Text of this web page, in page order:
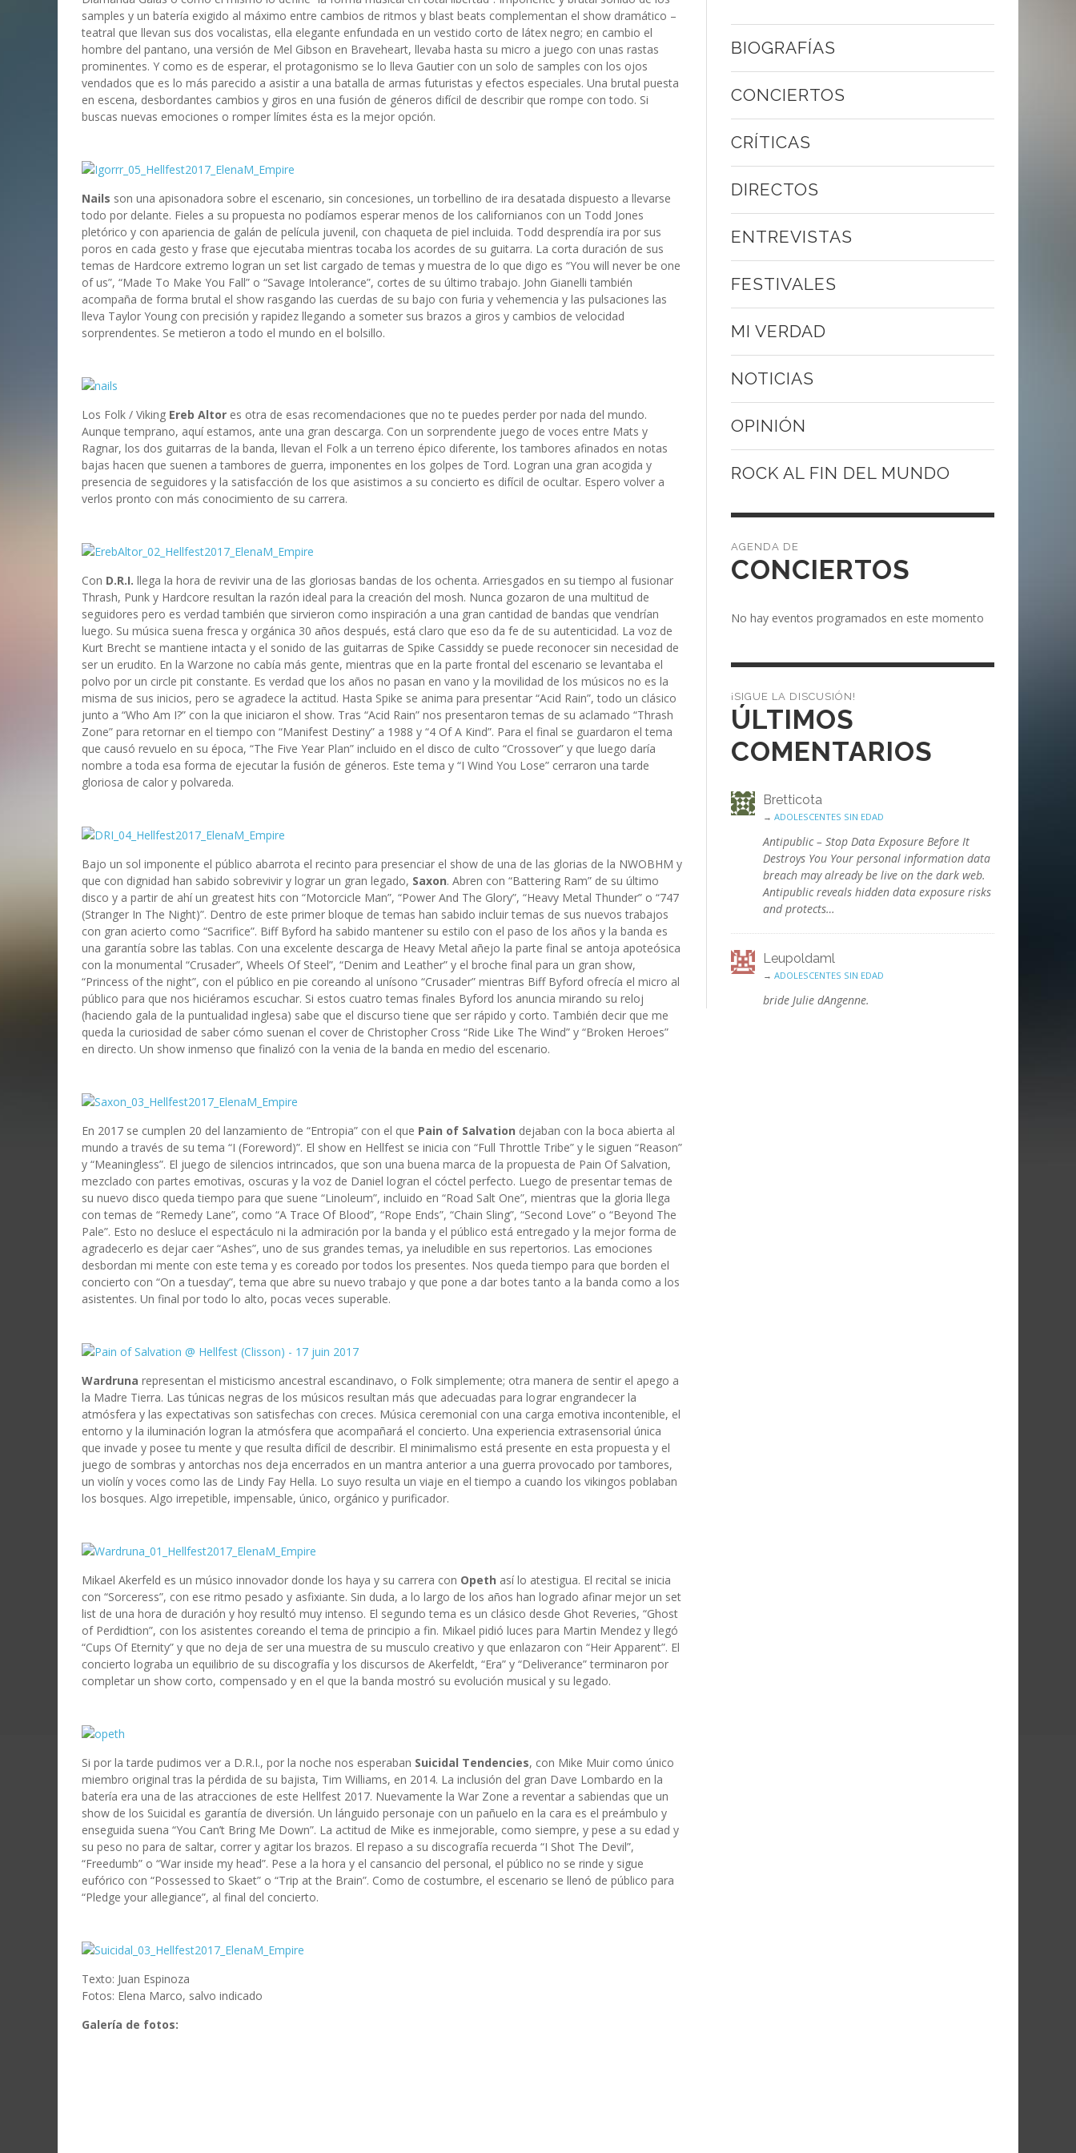
samples y un batería exigido al máximo entre cambios de ritmos y blast beats complementan el show dramático –
teatral que llevan sus dos vocalistas, ella elegante enfundada en un vestido corto de látex negro; en cambio el
hombre del pantano, una versión de Mel Gibson en Braveheart, llevaba hasta su micro a juego con unas rastas
prominentes. Y como es de esperar, el protagonismo se lo lleva Gautier con un solo de samples con los ojos
vendados que es lo más parecido a asistir a una batalla de armas futuristas y efectos especiales. Una brutal puesta
en escena, desbordantes cambios y giros en una fusión de géneros difícil de describir que rompe con todo. Si
buscas nuevas emociones o romper límites ésta es la mejor opción.
Nails son una apisonadora sobre el escenario, sin concesiones, un torbellino de ira desatada dispuesto a llevarse
todo por delante. Fieles a su propuesta no podíamos esperar menos de los californianos con un Todd Jones
pletórico y con apariencia de galán de película juvenil, con chaqueta de piel incluida. Todd desprendía ira por sus
poros en cada gesto y frase que ejecutaba mientras tocaba los acordes de su guitarra. La corta duración de sus
temas de Hardcore extremo logran un set list cargado de temas y muestra de lo que digo es “You will never be one
of us”, “Made To Make You Fall” o “Savage Intolerance”, cortes de su último trabajo. John Gianelli también
acompaña de forma brutal el show rasgando las cuerdas de su bajo con furia y vehemencia y las pulsaciones las
lleva Taylor Young con precisión y rapidez llegando a someter sus brazos a giros y cambios de velocidad
sorprendentes. Se metieron a todo el mundo en el bolsillo.
Los Folk / Viking Ereb Altor es otra de esas recomendaciones que no te puedes perder por nada del mundo.
Aunque temprano, aquí estamos, ante una gran descarga. Con un sorprendente juego de voces entre Mats y
Ragnar, los dos guitarras de la banda, llevan el Folk a un terreno épico diferente, los tambores afinados en notas
bajas hacen que suenen a tambores de guerra, imponentes en los golpes de Tord. Logran una gran acogida y
presencia de seguidores y la satisfacción de los que asistimos a su concierto es difícil de ocultar. Espero volver a
verlos pronto con más conocimiento de su carrera.
Con D.R.I. llega la hora de revivir una de las gloriosas bandas de los ochenta. Arriesgados en su tiempo al fusionar
Thrash, Punk y Hardcore resultan la razón ideal para la creación del mosh. Nunca gozaron de una multitud de
seguidores pero es verdad también que sirvieron como inspiración a una gran cantidad de bandas que vendrían
luego. Su música suena fresca y orgánica 30 años después, está claro que eso da fe de su autenticidad. La voz de
Kurt Brecht se mantiene intacta y el sonido de las guitarras de Spike Cassiddy se puede reconocer sin necesidad de
ser un erudito. En la Warzone no cabía más gente, mientras que en la parte frontal del escenario se levantaba el
polvo por un circle pit constante. Es verdad que los años no pasan en vano y la movilidad de los músicos no es la
misma de sus inicios, pero se agradece la actitud. Hasta Spike se anima para presentar “Acid Rain”, todo un clásico
junto a “Who Am I?” con la que iniciaron el show. Tras “Acid Rain” nos presentaron temas de su aclamado “Thrash
Zone” para retornar en el tiempo con “Manifest Destiny” a 1988 y “4 Of A Kind”. Para el final se guardaron el tema
que causó revuelo en su época, “The Five Year Plan” incluido en el disco de culto “Crossover” y que luego daría
nombre a toda esa forma de ejecutar la fusión de géneros. Este tema y “I Wind You Lose” cerraron una tarde
gloriosa de calor y polvareda.
Bajo un sol imponente el público abarrota el recinto para presenciar el show de una de las glorias de la NWOBHM y
que con dignidad han sabido sobrevivir y lograr un gran legado, Saxon. Abren con “Battering Ram” de su último
disco y a partir de ahí un greatest hits con “Motorcicle Man”, “Power And The Glory”, “Heavy Metal Thunder” o “747
(Stranger In The Night)”. Dentro de este primer bloque de temas han sabido incluir temas de sus nuevos trabajos
con gran acierto como “Sacrifice”. Biff Byford ha sabido mantener su estilo con el paso de los años y la banda es
una garantía sobre las tablas. Con una excelente descarga de Heavy Metal añejo la parte final se antoja apoteósica
con la monumental “Crusader”, Wheels Of Steel”, “Denim and Leather” y el broche final para un gran show,
“Princess of the night”, con el público en pie coreando al unísono “Crusader” mientras Biff Byford ofrecía el micro al
público para que nos hiciéramos escuchar. Si estos cuatro temas finales Byford los anuncia mirando su reloj
(haciendo gala de la puntualidad inglesa) sabe que el discurso tiene que ser rápido y corto. También decir que me
queda la curiosidad de saber cómo suenan el cover de Christopher Cross “Ride Like The Wind” y “Broken Heroes”
en directo. Un show inmenso que finalizó con la venia de la banda en medio del escenario.
En 2017 se cumplen 20 del lanzamiento de “Entropia” con el que Pain of Salvation dejaban con la boca abierta al
mundo a través de su tema “I (Foreword)”. El show en Hellfest se inicia con “Full Throttle Tribe” y le siguen “Reason”
y “Meaningless”. El juego de silencios intrincados, que son una buena marca de la propuesta de Pain Of Salvation,
mezclado con partes emotivas, oscuras y la voz de Daniel logran el cóctel perfecto. Luego de presentar temas de
su nuevo disco queda tiempo para que suene “Linoleum”, incluido en “Road Salt One”, mientras que la gloria llega
con temas de “Remedy Lane”, como “A Trace Of Blood”, “Rope Ends”, “Chain Sling”, “Second Love” o “Beyond The
Pale”. Esto no desluce el espectáculo ni la admiración por la banda y el público está entregado y la mejor forma de
agradecerlo es dejar caer “Ashes”, uno de sus grandes temas, ya ineludible en sus repertorios. Las emociones
desbordan mi mente con este tema y es coreado por todos los presentes. Nos queda tiempo para que borden el
concierto con “On a tuesday”, tema que abre su nuevo trabajo y que pone a dar botes tanto a la banda como a los
asistentes. Un final por todo lo alto, pocas veces superable.
Wardruna representan el misticismo ancestral escandinavo, o Folk simplemente; otra manera de sentir el apego a
la Madre Tierra. Las túnicas negras de los músicos resultan más que adecuadas para lograr engrandecer la
atmósfera y las expectativas son satisfechas con creces. Música ceremonial con una carga emotiva incontenible, el
entorno y la iluminación logran la atmósfera que acompañará el concierto. Una experiencia extrasensorial única
que invade y posee tu mente y que resulta difícil de describir. El minimalismo está presente en esta propuesta y el
juego de sombras y antorchas nos deja encerrados en un mantra anterior a una guerra provocado por tambores,
un violín y voces como las de Lindy Fay Hella. Lo suyo resulta un viaje en el tiempo a cuando los vikingos poblaban
los bosques. Algo irrepetible, impensable, único, orgánico y purificador.
Mikael Akerfeld es un músico innovador donde los haya y su carrera con Opeth así lo atestigua. El recital se inicia
con “Sorceress”, con ese ritmo pesado y asfixiante. Sin duda, a lo largo de los años han logrado afinar mejor un set
list de una hora de duración y hoy resultó muy intenso. El segundo tema es un clásico desde Ghot Reveries, “Ghost
of Perdidtion”, con los asistentes coreando el tema de principio a fin. Mikael pidió luces para Martin Mendez y llegó
“Cups Of Eternity” y que no deja de ser una muestra de su musculo creativo y que enlazaron con “Heir Apparent”. El
concierto lograba un equilibrio de su discografía y los discursos de Akerfeldt, “Era” y “Deliverance” terminaron por
completar un show corto, compensado y en el que la banda mostró su evolución musical y su legado.
Si por la tarde pudimos ver a D.R.I., por la noche nos esperaban Suicidal Tendencies, con Mike Muir como único
miembro original tras la pérdida de su bajista, Tim Williams, en 2014. La inclusión del gran Dave Lombardo en la
batería era una de las atracciones de este Hellfest 2017. Nuevamente la War Zone a reventar a sabiendas que un
show de los Suicidal es garantía de diversión. Un lánguido personaje con un pañuelo en la cara es el preámbulo y
enseguida suena “You Can’t Bring Me Down”. La actitud de Mike es inmejorable, como siempre, y pese a su edad y
su peso no para de saltar, correr y agitar los brazos. El repaso a su discografía recuerda “I Shot The Devil”,
“Freedumb” o “War inside my head”. Pese a la hora y el cansancio del personal, el público no se rinde y sigue
eufórico con “Possessed to Skaet” o “Trip at the Brain”. Como de costumbre, el escenario se llenó de público para
“Pledge your allegiance”, al final del concierto.
Texto: Juan Espinoza
Fotos: Elena Marco, salvo indicado
Galería de fotos:
BIOGRAFÍAS
CONCIERTOS
CRÍTICAS
DIRECTOS
ENTREVISTAS
FESTIVALES
MI VERDAD
NOTICIAS
OPINIÓN
ROCK AL FIN DEL MUNDO
CONCIERTOS
No hay eventos programados en este momento
¡SIGUE LA DISCUSIÓN!
ÚLTIMOS
COMENTARIOS
Bretticota
→ ADOLESCENTES SIN EDAD
Antipublic – Stop Data Exposure Before It
Destroys You Your personal information data
breach may already be live on the dark web.
Antipublic reveals hidden data exposure risks
and protects…
Leupoldaml
→ ADOLESCENTES SIN EDAD
bride Julie dAngenne.